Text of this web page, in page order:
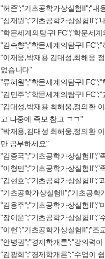
"허준";"기초공학가상실험II";"내
"심재원";"기초공학가상실험II";"
"학문세계의탐구I FC";"학문세
"김숙향";"학문세계의탐구I
"이재웅,박재용 김대성,최해웅
없습니다"
"류혜원";"학문세계의탐구I
"김민주";"학문세계의탐구I
"김대성,박재용 최해웅,정의환
고 나중에 족보 참고 ㄱㄱ"
"박재용,김대성 최해웅,정의환
만 공부하세요"
"김종국";"기초공학가상실험II";"
"이형민";"기초공학가상실험II";"
"김현호";"기초공학가상실험II";"
"기초공학가상실험II";"기초공학
"김용주";"기초공학가상실험II";"
"장이운";"기초공학가상실험II";"
"이헌";"기초공학가상실험II";"조
"안병권";"경제학개론";"강의력
"김광희";"경제학개론";"수업이